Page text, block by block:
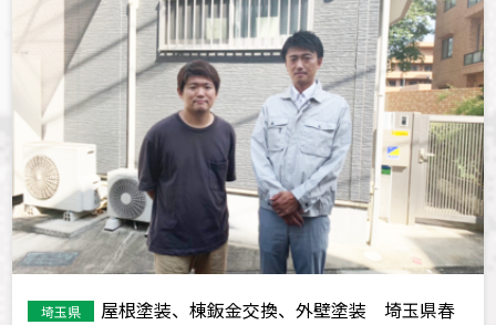
埼玉県
屋根塗装、棟鈑金交換、外壁塗装 埼玉県春